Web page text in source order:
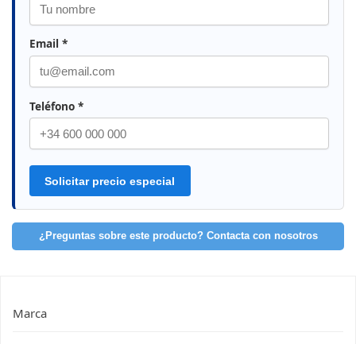
Email *
Teléfono *
Solicitar precio especial
¿Preguntas sobre este producto? Contacta con nosotros
Marca